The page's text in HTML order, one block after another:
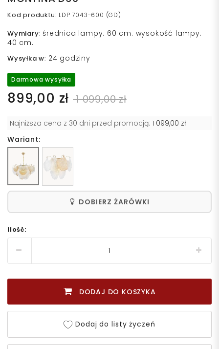
Kod produktu: LDP 7043-600 (GD)
Wymiary: średnica lampy: 60 cm. wysokość lampy:
40 cm.
Wysyłka w: 24 godziny
Darmowa wysyłka
899,00 zł 1 099,00 zł
Najniższa cena z 30 dni przed promocją: 1 099,00 zł
Wariant:
DOBIERZ ŻARÓWKI
Ilość:
DODAJ DO KOSZYKA
Dodaj do listy życzeń